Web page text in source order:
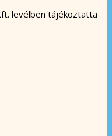
levélben tájékoztatta